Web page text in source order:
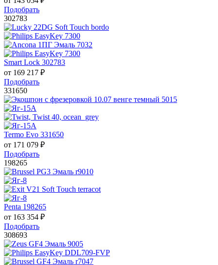
Подобрать
302783
Smart Lock 302783
от 169 217 ₽
Подобрать
331650
Termo Evo 331650
от 171 079 ₽
Подобрать
198265
Penta 198265
от 163 354 ₽
Подобрать
308693